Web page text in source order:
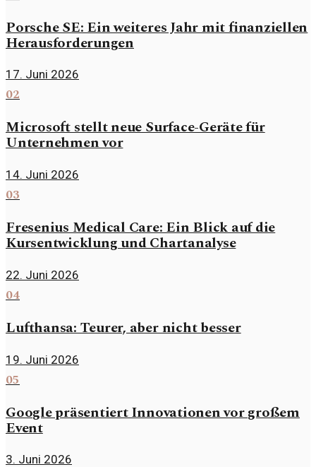
Porsche SE: Ein weiteres Jahr mit finanziellen
Herausforderungen
17. Juni 2026
02
Microsoft stellt neue Surface-Geräte für
Unternehmen vor
14. Juni 2026
03
Fresenius Medical Care: Ein Blick auf die
Kursentwicklung und Chartanalyse
22. Juni 2026
04
Lufthansa: Teurer, aber nicht besser
19. Juni 2026
05
Google präsentiert Innovationen vor großem
Event
3. Juni 2026